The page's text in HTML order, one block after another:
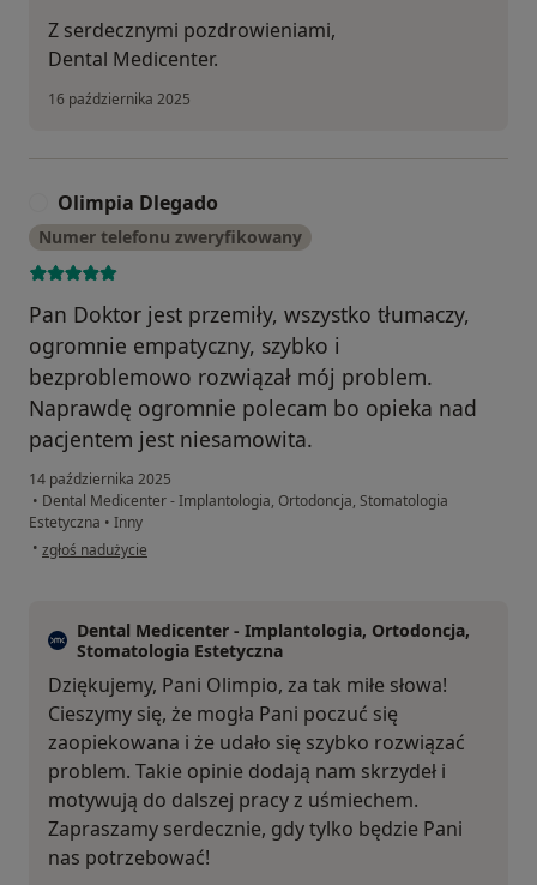
Z serdecznymi pozdrowieniami,
Dental Medicenter.
16 października 2025
Olimpia Dlegado
Numer telefonu zweryfikowany
Pan Doktor jest przemiły, wszystko tłumaczy,
ogromnie empatyczny, szybko i
bezproblemowo rozwiązał mój problem.
Naprawdę ogromnie polecam bo opieka nad
pacjentem jest niesamowita.
14 października 2025
• Dental Medicenter - Implantologia, Ortodoncja, Stomatologia
Estetyczna • Inny
• w opinii użytkownika Olimpia Dlegado
zgłoś nadużycie
Dental Medicenter - Implantologia, Ortodoncja,
Stomatologia Estetyczna
Dziękujemy, Pani Olimpio, za tak miłe słowa!
Cieszymy się, że mogła Pani poczuć się
zaopiekowana i że udało się szybko rozwiązać
problem. Takie opinie dodają nam skrzydeł i
motywują do dalszej pracy z uśmiechem.
Zapraszamy serdecznie, gdy tylko będzie Pani
nas potrzebować!